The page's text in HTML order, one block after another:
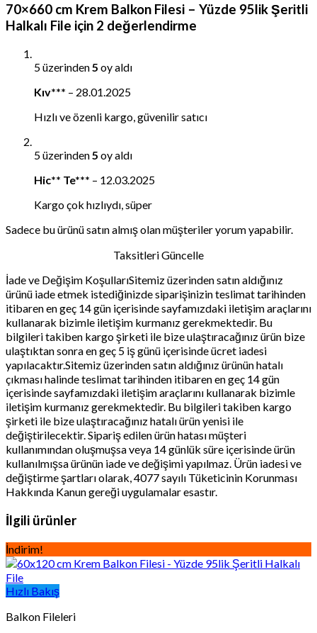
70×660 cm Krem Balkon Filesi – Yüzde 95lik Şeritli
Halkalı File için 2 değerlendirme
5 üzerinden5 oy aldı
Kıv*** – 28.01.2025
Hızlı ve özenli kargo, güvenilir satıcı
5 üzerinden5 oy aldı
Hic** Te*** – 12.03.2025
Kargo çok hızlıydı, süper
Sadece bu ürünü satın almış olan müşteriler yorum yapabilir.
Taksitleri Güncelle
İade ve Değişim KoşullarıSitemiz üzerinden satın aldığınız
ürünü iade etmek istediğinizde siparişinizin teslimat tarihinden
itibaren en geç 14 gün içerisinde sayfamızdaki iletişim araçlarını
kullanarak bizimle iletişim kurmanız gerekmektedir. Bu
bilgileri takiben kargo şirketi ile bize ulaştıracağınız ürün bize
ulaştıktan sonra en geç 5 iş günü içerisinde ücret iadesi
yapılacaktır.Sitemiz üzerinden satın aldığınız ürünün hatalı
çıkması halinde teslimat tarihinden itibaren en geç 14 gün
içerisinde sayfamızdaki iletişim araçlarını kullanarak bizimle
iletişim kurmanız gerekmektedir. Bu bilgileri takiben kargo
şirketi ile bize ulaştıracağınız hatalı ürün yenisi ile
değiştirilecektir. Sipariş edilen ürün hatası müşteri
kullanımından oluşmuşsa veya 14 günlük süre içerisinde ürün
kullanılmışsa ürünün iade ve değişimi yapılmaz. Ürün iadesi ve
değiştirme şartları olarak, 4077 sayılı Tüketicinin Korunması
Hakkında Kanun gereği uygulamalar esastır.
İlgili ürünler
İndirim!
Hızlı Bakış
Balkon Fileleri